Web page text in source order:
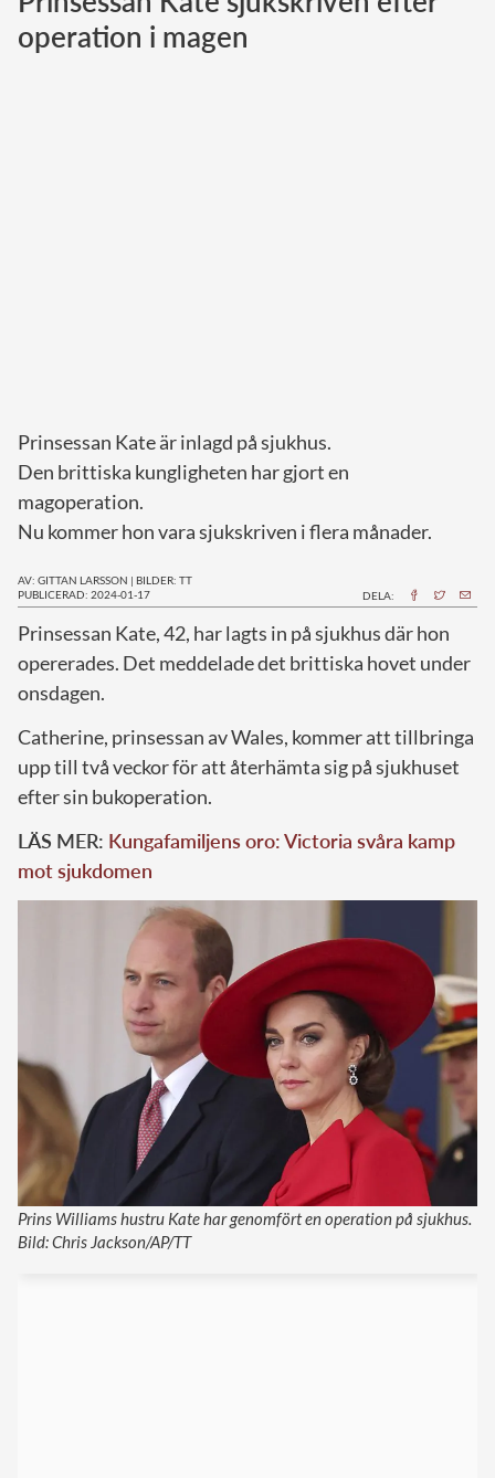
Norska kungahuset
operation i magen
Prinsessan Kate är inlagd på sjukhus.
Den brittiska kungligheten har gjort en
magoperation.
Nu kommer hon vara sjukskriven i flera månader.
AV: GITTAN LARSSON | BILDER: TT
PUBLICERAD: 2024-01-17
DELA:
Prinsessan Kate, 42, har lagts in på sjukhus där hon
opererades. Det meddelade det brittiska hovet under
onsdagen.
Catherine, prinsessan av Wales, kommer att tillbringa
upp till två veckor för att återhämta sig på sjukhuset
efter sin bukoperation.
LÄS MER: Kungafamiljens oro: Victoria svåra kamp
mot sjukdomen
Prins Williams hustru Kate har genomfört en operation på sjukhus.
Bild: Chris Jackson/AP/TT